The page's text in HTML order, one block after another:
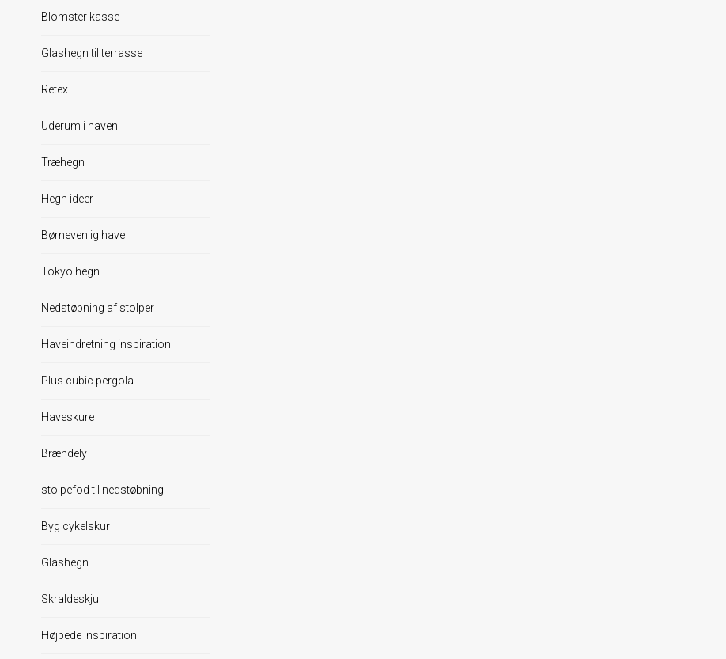
Blomster kasse
Glashegn til terrasse
Retex
Uderum i haven
Træhegn
Hegn ideer
Børnevenlig have
Tokyo hegn
Nedstøbning af stolper
Haveindretning inspiration
Plus cubic pergola
Haveskure
Brændely
stolpefod til nedstøbning
Byg cykelskur
Glashegn
Skraldeskjul
Højbede inspiration